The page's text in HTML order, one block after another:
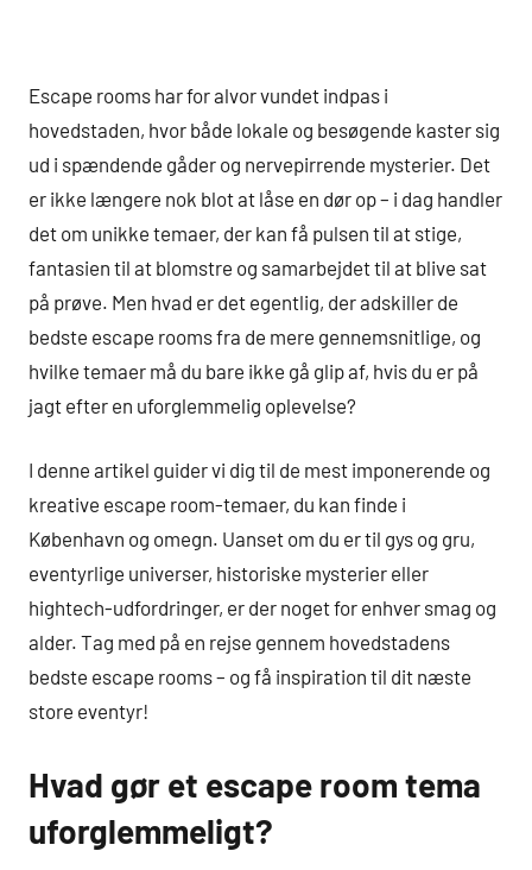
Escape rooms har for alvor vundet indpas i
hovedstaden, hvor både lokale og besøgende kaster sig
ud i spændende gåder og nervepirrende mysterier. Det
er ikke længere nok blot at låse en dør op – i dag handler
det om unikke temaer, der kan få pulsen til at stige,
fantasien til at blomstre og samarbejdet til at blive sat
på prøve. Men hvad er det egentlig, der adskiller de
bedste escape rooms fra de mere gennemsnitlige, og
hvilke temaer må du bare ikke gå glip af, hvis du er på
jagt efter en uforglemmelig oplevelse?
I denne artikel guider vi dig til de mest imponerende og
kreative escape room-temaer, du kan finde i
København og omegn. Uanset om du er til gys og gru,
eventyrlige universer, historiske mysterier eller
hightech-udfordringer, er der noget for enhver smag og
alder. Tag med på en rejse gennem hovedstadens
bedste escape rooms – og få inspiration til dit næste
store eventyr!
Hvad gør et escape room tema
uforglemmeligt?